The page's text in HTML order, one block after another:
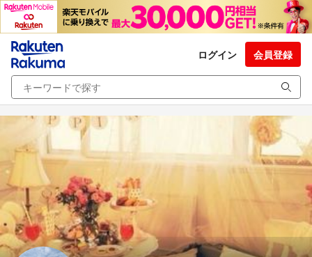
ログイン 会員登録